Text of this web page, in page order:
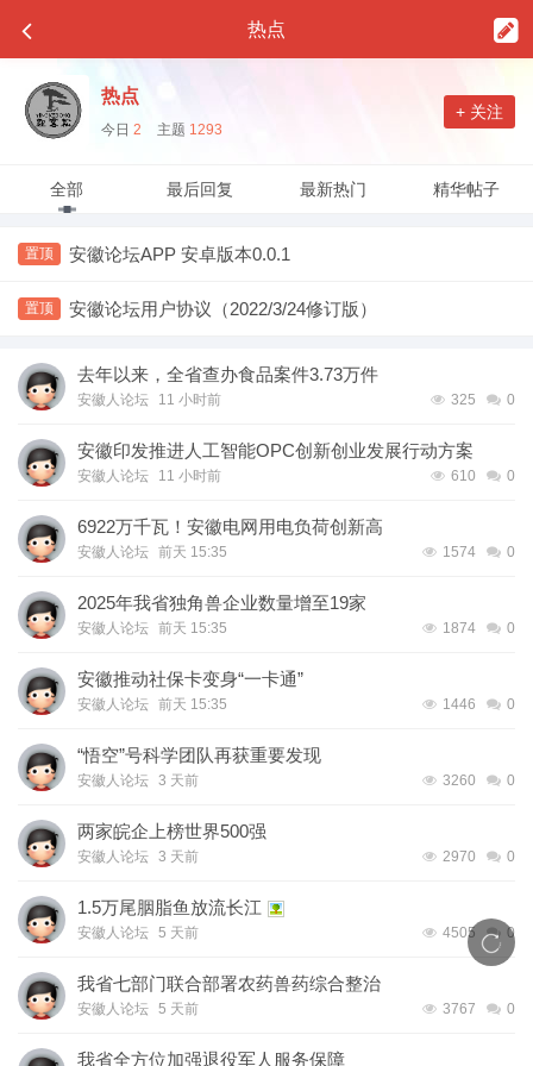
热点
热点
今日 2 主题 1293
+ 关注
全部 最后回复 最新热门 精华帖子
置顶 安徽论坛APP 安卓版本0.0.1
置顶 安徽论坛用户协议（2022/3/24修订版）
去年以来，全省查办食品案件3.73万件
安徽人论坛 11 小时前 325 0
安徽印发推进人工智能OPC创新创业发展行动方案
安徽人论坛 11 小时前 610 0
6922万千瓦！安徽电网用电负荷创新高
安徽人论坛 前天 15:35 1574 0
2025年我省独角兽企业数量增至19家
安徽人论坛 前天 15:35 1874 0
安徽推动社保卡变身“一卡通”
安徽人论坛 前天 15:35 1446 0
“悟空”号科学团队再获重要发现
安徽人论坛 3 天前 3260 0
两家皖企上榜世界500强
安徽人论坛 3 天前 2970 0
1.5万尾胭脂鱼放流长江
安徽人论坛 5 天前 4505 0
我省七部门联合部署农药兽药综合整治
安徽人论坛 5 天前 3767 0
我省全方位加强退役军人服务保障